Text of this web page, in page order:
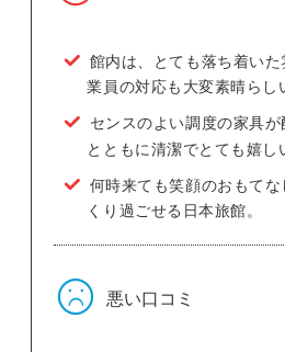
館内は、とても落ち着い
業員の対応も大変素晴らし
センスのよい調度の家具
とともに清潔でとても嬉し
何時来ても笑顔のおもてな
くり過ごせる日本旅館。
悪い口コミ